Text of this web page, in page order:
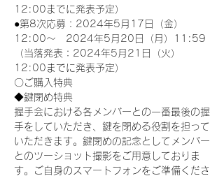
12:00までに発表予定）
●第8次応募：2024年5月17日（金）
12:00～　2024年5月20日（月）11:59
（当落発表：2024年5月21日（火）
12:00までに発表予定）
〇ご購入特典
◆鍵閉め特典
握手会における各メンバーとの一番最後の握
手をしていただき、鍵を閉める役割を担って
いただきます。鍵閉めの記念としてメンバー
とのツーショット撮影をご用意しておりま
す。ご自身のスマートフォンをご準備くださ